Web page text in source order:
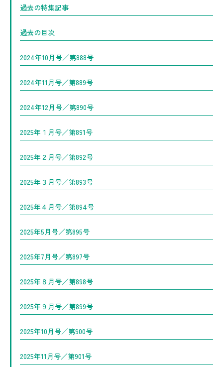
過去の特集記事
過去の目次
2024年10月号／第888号
2024年11月号／第889号
2024年12月号／第890号
2025年１月号／第891号
2025年２月号／第892号
2025年３月号／第893号
2025年４月号／第894号
2025年5月号／第895号
2025年7月号／第897号
2025年８月号／第898号
2025年９月号／第899号
2025年10月号／第900号
2025年11月号／第901号